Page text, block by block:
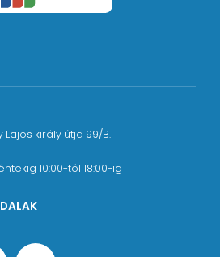
Lajos király útja 99/B.
10:00-tól 18:00-ig